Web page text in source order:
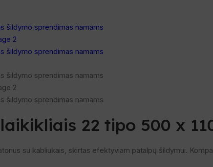
22 tipo 500 x
su kabliukais, skirtas efektyviam patalpų šildymui.